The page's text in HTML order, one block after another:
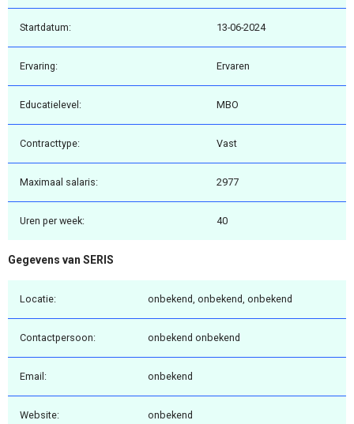
Startdatum: 13-06-2024
Ervaring: Ervaren
Educatielevel: MBO
Contracttype: Vast
Maximaal salaris: 2977
Uren per week: 40
Gegevens van SERIS
Locatie: onbekend, onbekend, onbekend
Contactpersoon: onbekend onbekend
Email: onbekend
Website: onbekend